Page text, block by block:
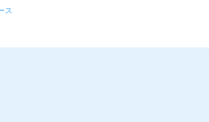
ス